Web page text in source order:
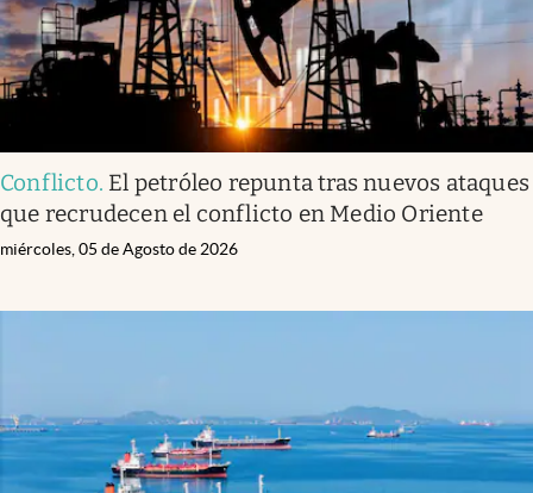
Conflicto. El petróleo repunta tras nuevos ataques
que recrudecen el conflicto en Medio Oriente
miércoles, 05 de Agosto de 2026